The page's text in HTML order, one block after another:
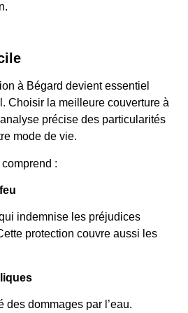
à Bégard devient essentiel
Choisir la meilleure couverture à
précise des particularités
mode de vie.
:
indemnise les préjudices
protection couvre aussi les
des dommages par l’eau.